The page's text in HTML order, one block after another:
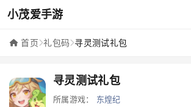
小茂爱手游
寻灵测试礼包 - 小茂爱
首页 礼包码 寻灵测试礼包
寻灵测试礼包
所属游戏： 东煌纪